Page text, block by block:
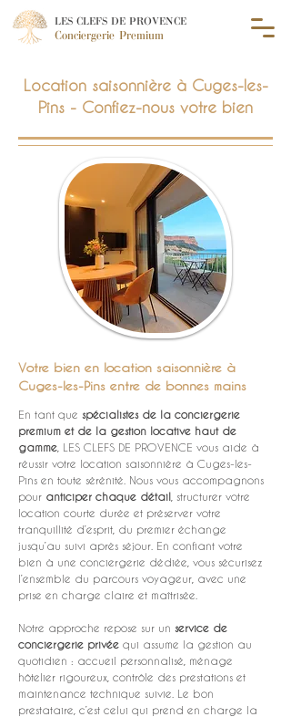
LES CLEFS DE PROVENCE
Conciergerie Premium
Location saisonnière à Cuges-les-
Pins - Confiez-nous votre bien
Votre bien en location saisonnière à
Cuges-les-Pins entre de bonnes mains
En tant que spécialistes de la conciergerie
premium et de la gestion locative haut de
gamme , LES CLEFS DE PROVENCE vous aide à
réussir votre location saisonnière à Cuges-les-
Pins en toute sérénité. Nous vous accompagnons
pour anticiper chaque détail , structurer votre
location courte durée et préserver votre
tranquillité d’esprit, du premier échange
jusqu’au suivi après séjour. En confiant votre
bien à une conciergerie dédiée, vous sécurisez
l’ensemble du parcours voyageur, avec une
prise en charge claire et maîtrisée.
Notre approche repose sur un service de
conciergerie privée qui assume la gestion au
quotidien : accueil personnalisé, ménage
hôtelier rigoureux, contrôle des prestations et
maintenance technique suivie. Le bon
prestataire, c’est celui qui prend en charge la